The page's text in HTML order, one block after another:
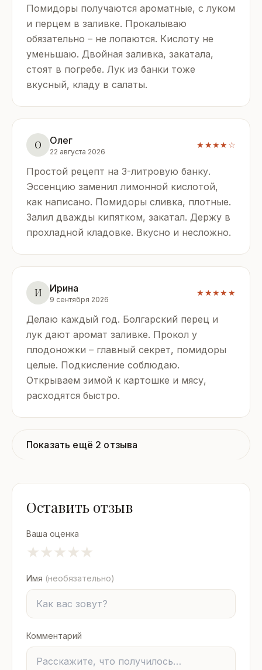
Помидоры получаются ароматные, с луком
и перцем в заливке. Прокалываю
обязательно – не лопаются. Кислоту не
уменьшаю. Двойная заливка, закатала,
стоят в погребе. Лук из банки тоже
вкусный, кладу в салаты.
О Олег
22 августа 2026
★★★★☆
Простой рецепт на 3-литровую банку.
Эссенцию заменил лимонной кислотой,
как написано. Помидоры сливка, плотные.
Залил дважды кипятком, закатал. Держу в
прохладной кладовке. Вкусно и несложно.
И Ирина
9 сентября 2026
★★★★★
Делаю каждый год. Болгарский перец и
лук дают аромат заливке. Прокол у
плодоножки – главный секрет, помидоры
целые. Подкисление соблюдаю.
Открываем зимой к картошке и мясу,
расходятся быстро.
Показать ещё 2 отзыва
Оставить отзыв
Ваша оценка
★
★
★
★
★
Имя (необязательно)
Комментарий